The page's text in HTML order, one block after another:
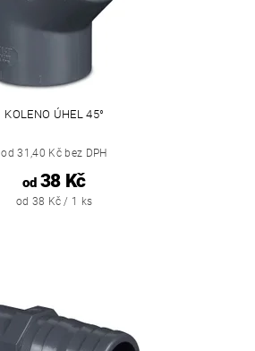
KOLENO ÚHEL 45°
od 31,40 Kč bez DPH
od38 Kč
od 38 Kč / 1 ks